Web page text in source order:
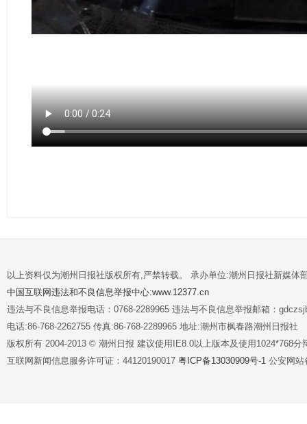
以上资料仅为潮州日报社版权所有,严禁转载。 承办单位:潮州日报社新媒体
中国互联网违法和不良信息举报中心:www.12377.cn
违法与不良信息举报电话：0768-2289965 违法与不良信息举报邮箱：
电话:86-768-2262755 传真:86-768-2289965 地址:潮州市枫春路潮州日报社
版权所有 2004-2013 © 潮州日报 建议使用IE8.0以上版本及使用1024*768分
互联网新闻信息服务许可证：44120190017 粤ICP备13030909号-1 公安网站